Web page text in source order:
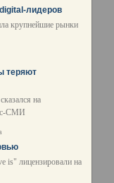
лидеров
крупнейшие рынки
теряют
на
СМИ
is" лицензировали на